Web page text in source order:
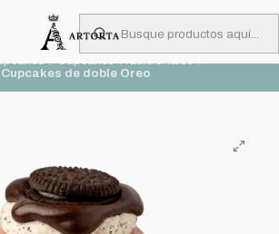
MUCHA ANTICIPACIÓN
Cupcakes Tradicionales
Cupcakes de doble Oreo